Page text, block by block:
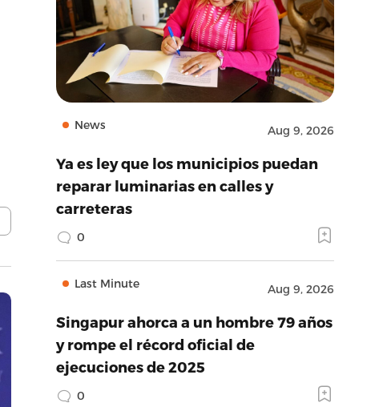
News Aug 9, 2026
Ya es ley que los municipios puedan
reparar luminarias en calles y
carreteras
0
Last Minute Aug 9, 2026
Singapur ahorca a un hombre 79 años
y rompe el récord oficial de
ejecuciones de 2025
0